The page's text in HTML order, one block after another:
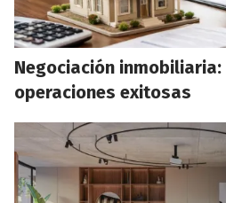
Negociación
operaciones exitosas